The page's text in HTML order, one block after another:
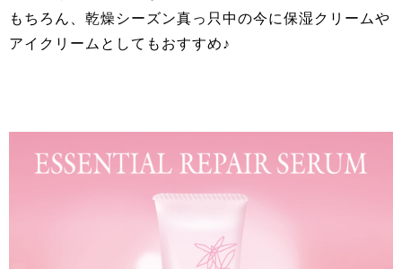
もちろん、乾燥シーズン真っ只中の今に保湿クリームや
アイクリームとしてもおすすめ♪